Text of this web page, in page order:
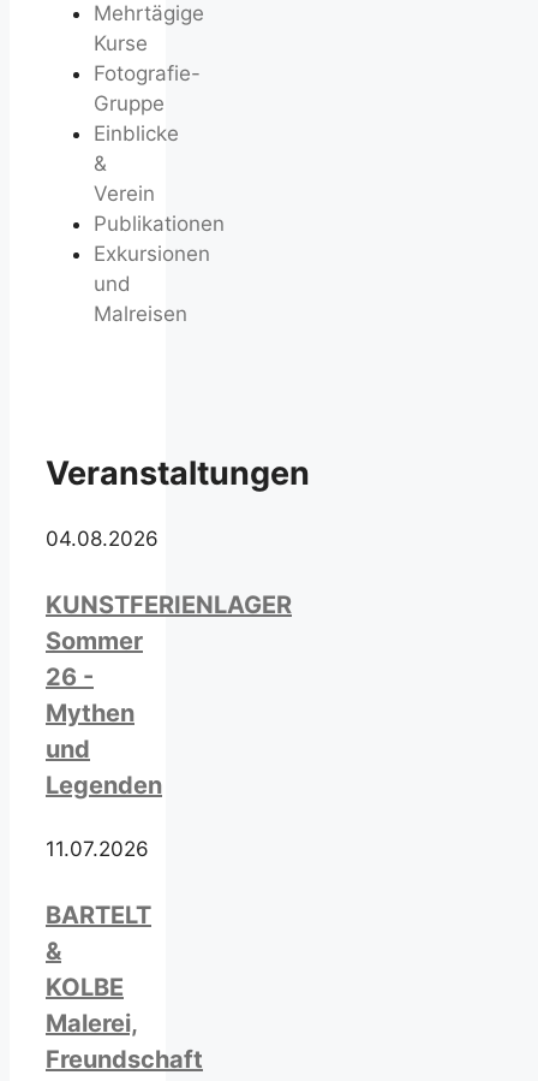
Mehrtägige
Kurse
Fotografie-
Gruppe
Einblicke
&
Verein
Publikationen
Exkursionen
und
Malreisen
Veranstaltungen
04.08.2026
KUNSTFERIENLAGER
Sommer
26 -
Mythen
und
Legenden
11.07.2026
BARTELT
&
KOLBE
Malerei,
Freundschaft